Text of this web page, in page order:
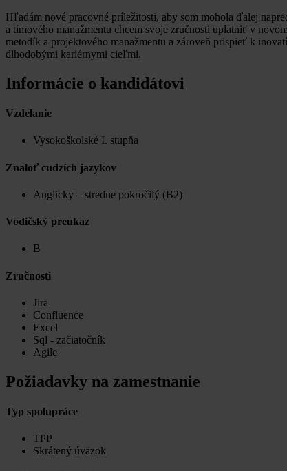
Hľadám nové pracovné príležitosti, aby som mohola ďalej
a tímového manažmentu chcem svoje zručnosti uplatniť v
metodík a projektového manažmentu a zároveň prispieť k
dlhodobými kariérnymi cieľmi.
Informácie o kandidátovi
Vzdelanie
Vysokoškolské I. stupňa
Znaloť cudzích jazykov
Anglicky – stredne pokročilý (B2)
Vodičský preukaz
B
Zručnosti
Jira
Confluence
Excel
Sql - začiatočník
Agile
Požiadavky na zamestnanie
Typ spolupráce
TPP
Skrátený úväzok